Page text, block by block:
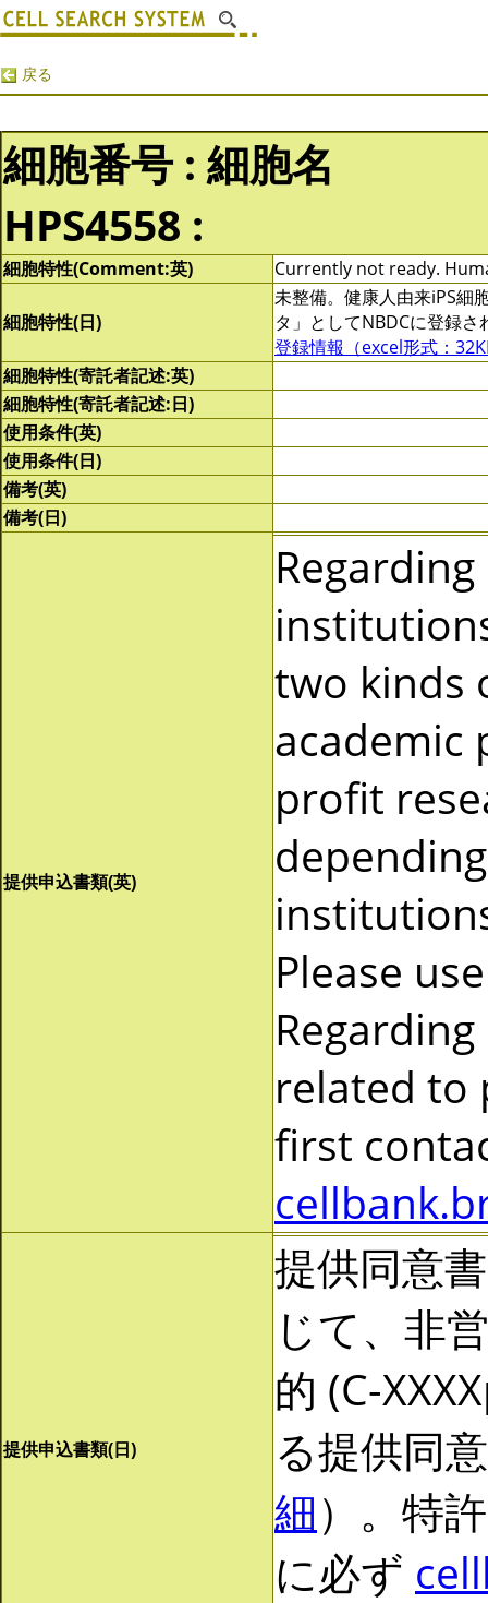
戻る
細胞番号 : 細胞名
HPS4558 :
細胞特性(Comment:英) Currently not ready.
細胞特性(日)
未整備。健康人由来iPS細
タ」としてNBDCに登録
登録情報（excel形式：
細胞特性(寄託者記述:英)
細胞特性(寄託者記述:日)
使用条件(英)
使用条件(日)
備考(英)
備考(日)
提供申込書類(英)
two kinds
academic
profit
Please
related to
first
提供申込書類(日)
提供同意
じて、非
的 (C-
る提供同
細）。特
に必ず